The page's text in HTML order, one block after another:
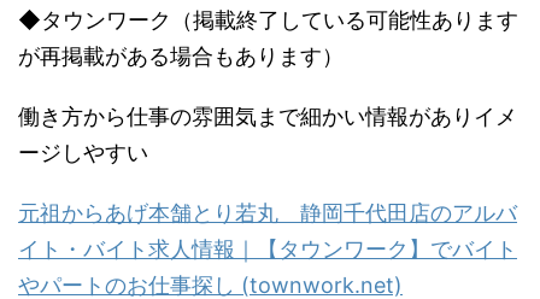
◆タウンワーク（掲載終了している可能性あります
が再掲載がある場合もあります）
働き方から仕事の雰囲気まで細かい情報がありイメ
ージしやすい
元祖からあげ本舗とり若丸 静岡千代田店のアルバ
イト・バイト求人情報｜【タウンワーク】でバイト
やパートのお仕事探し (townwork.net)